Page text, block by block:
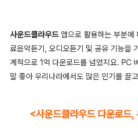
사운드클라우드 앱으로 활용하는 부분에
료음악듣기, 오디오듣기 및 공유 기능을
계적으로 1억 다운로드를 넘었지요. PC
말 좋아 우리나라에서도 많은 인기를 끌
<사운드클라우드 다운로드,